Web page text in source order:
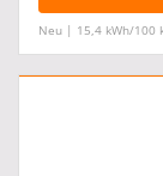
Neu | 15,4 kWh/100